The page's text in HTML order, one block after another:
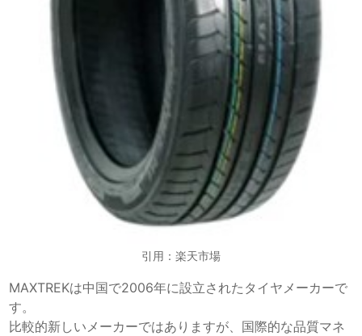
引用：楽天市場
MAXTREKは中国で2006年に設立されたタイヤメーカーで
す。
比較的新しいメーカーではありますが、国際的な品質マネ